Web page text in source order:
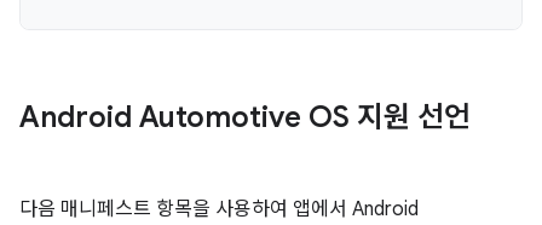
Android Automotive OS 지원 선언
다음 매니페스트 항목을 사용하여 앱에서 Android